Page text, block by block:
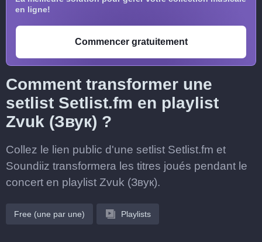
en ligne!
Commencer gratuitement
Comment transformer une
setlist Setlist.fm en playlist
Zvuk (Звук) ?
Collez le lien public d'une setlist Setlist.fm et
Soundiiz transformera les titres joués pendant le
concert en playlist Zvuk (Звук).
Free (une par une) Playlists